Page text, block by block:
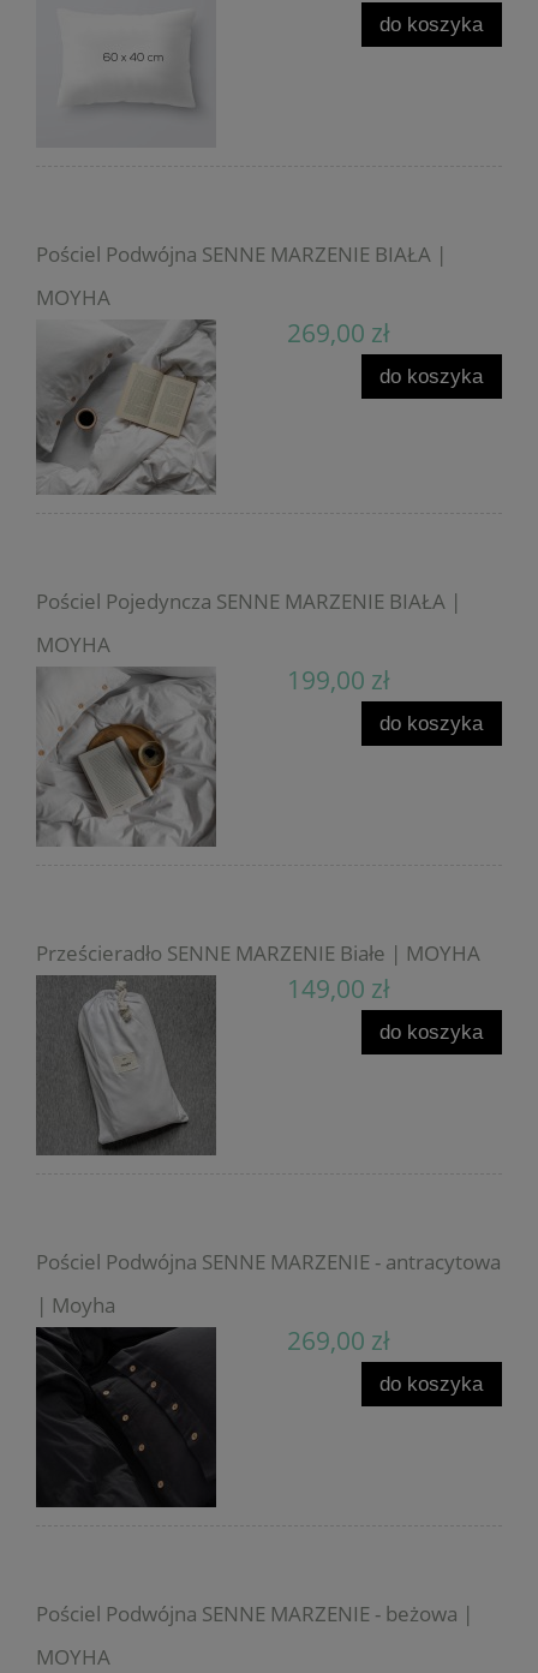
do koszyka
Pościel Podwójna SENNE MARZENIE BIAŁA |
MOYHA
269,00 zł
do koszyka
Pościel Pojedyncza SENNE MARZENIE BIAŁA |
MOYHA
199,00 zł
do koszyka
Prześcieradło SENNE MARZENIE Białe | MOYHA
149,00 zł
do koszyka
Pościel Podwójna SENNE MARZENIE - antracytowa
| Moyha
269,00 zł
do koszyka
Pościel Podwójna SENNE MARZENIE - beżowa |
MOYHA